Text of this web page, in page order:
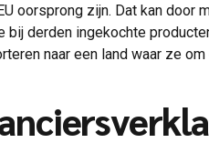
oorsprong zijn. Dat kan
derden ingekochte
naar een land waar ze